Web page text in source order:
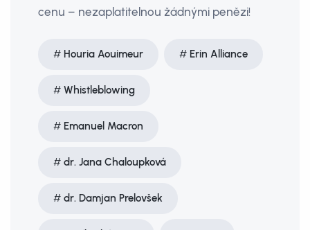
cenu – nezaplatitelnou žádnými penězi!
Houria Aouimeur Erin Alliance
Whistleblowing
Emanuel Macron
dr. Jana Chaloupková
dr. Damjan Prelovšek